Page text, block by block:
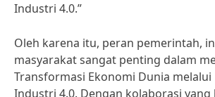
Industri 4.0.”
Oleh karena itu, peran pemerintah,
masyarakat sangat penting dalam
Transformasi Ekonomi Dunia melalui
Industri 4.0. Dengan kolaborasi yang